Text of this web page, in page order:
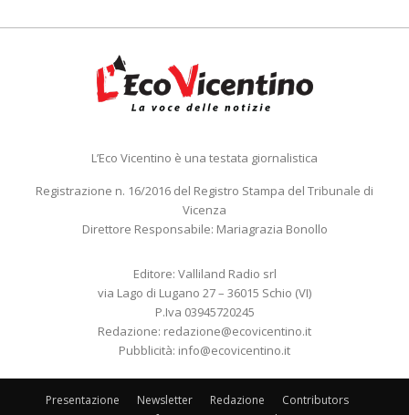
L’Eco Vicentino è una testata giornalistica
Registrazione n. 16/2016 del Registro Stampa del Tribunale di
Vicenza
Direttore Responsabile: Mariagrazia Bonollo
Editore: Valliland Radio srl
via Lago di Lugano 27 – 36015 Schio (VI)
P.Iva 03945720245
Redazione: redazione@ecovicentino.it
Pubblicità: info@ecovicentino.it
Presentazione Newsletter Redazione
Contributors